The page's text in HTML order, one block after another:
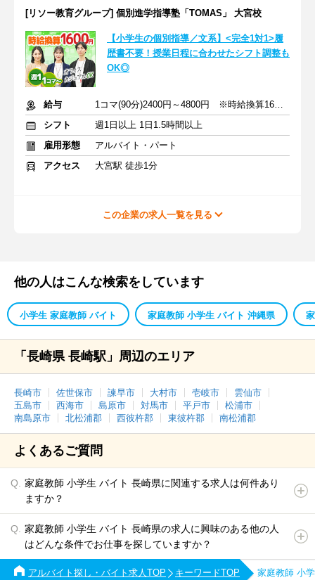
[リソー教育グループ] 個別進学指導塾「TOMAS」 大宮校
【小学生の個別指導／文系】<完全1対1>履
歴書不要！授業日程に合わせたシフト調整も
OK◎
給与
1コマ(90分)2400円～4800円 ※時給換算1600円～3200円
シフト
週1日以上 1日1.5時間以上
雇用形態
アルバイト・パート
アクセス
大宮駅 徒歩1分
この企業の求人一覧を見る
他の人はこんな検索をしています
小学生 家庭教師 バイト 家庭教師 小学生 バイト 沖縄県
「長崎県 長崎駅」周辺のエリア
長崎市 佐世保市 諫早市 大村市 壱岐市
雲仙市
五島市
西海市 島原市 対馬市 平戸市
松浦市
南島原市
北松浦郡 西彼杵郡 東彼杵郡 南松浦郡
よくあるご質問
家庭教師 小学生 バイト 長崎県に関連する求人は何件あり
ますか？
家庭教師 小学生 バイト 長崎県の求人に興味のある他の人
はどんな条件でお仕事を探していますか？
アルバイト探し・バイト求人TOP キーワードTOP 家庭教師 小